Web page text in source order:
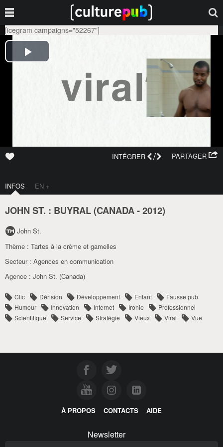
[icegram campaigns="52267"]
PARTAGER
INTÉGRER /
INFOS EN +
JOHN ST. : BUYRAL (CANADA-2012)
John St.
Thème : Tartes à la crème et gamelles
Secteur : Agences en communication
Agence : John St. (Canada)
Clic Dérision Développement Enfant
Fausse pub
Humour
Innovation Internet Ironie
Professionnel
Scientifique
Service Stratégie Vieux Viral Vue
À PROPOS CONTACTS AIDE
Newsletter